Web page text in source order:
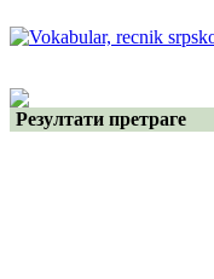
Резултати претраге